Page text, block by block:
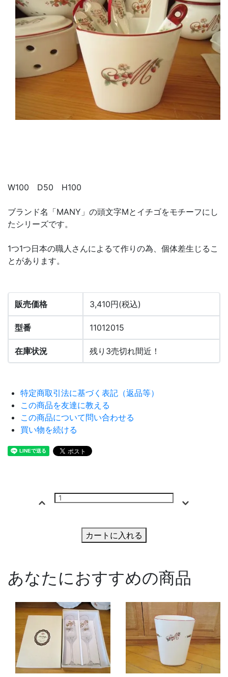
W100 D50 H100
ブランド名「MANY」の頭文字Mとイチゴをモチーフにし
たシリーズです。
1つ1つ日本の職人さんによるて作りの為、個体差生じるこ
とがあります。
販売価格 3,410円(税込)
型番 11012015
在庫状況 残り3売切れ間近！
特定商取引法に基づく表記（返品等）
この商品を友達に教える
この商品について問い合わせる
買い物を続ける
カートに入れる
あなたにおすすめの商品